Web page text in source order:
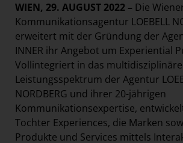
WIEN, 29. AUGUST 2022 – Die
Kommunikationsagentur LOEBELL
erweitert mit der Gründung der
INNER ihr Angebot um Experiential
Vollintegriert in das multidisziplinäre
Leistungsspektrum der Agentur
NORDBERG und ihrer 20-jährigen
Kommunikationsexpertise,
Tochter Experiences, die Marken
Produkte und Services mittels